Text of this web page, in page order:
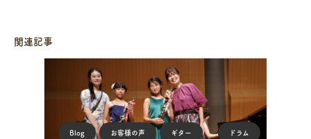
関連記事
Blog お客様の声 ギター ドラム